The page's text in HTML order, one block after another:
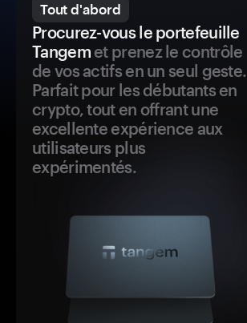
Tout d'abord
Procurez-vous le portefeuille
Tangemet prenez le contrôle
de vos actifs en un seul geste.
Parfait pour les débutants en
crypto, tout en offrant une
excellente expérience aux
utilisateurs plus
expérimentés.